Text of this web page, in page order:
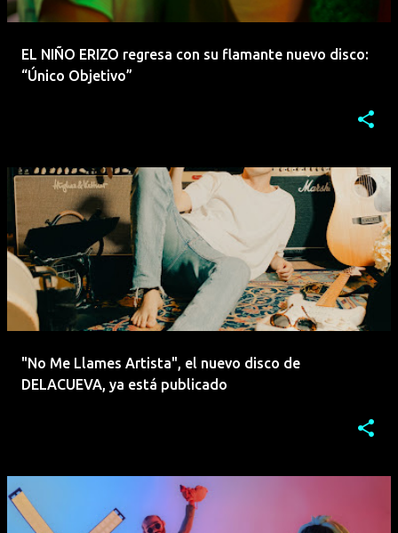
EL NIÑO ERIZO regresa con su flamante nuevo disco:
“Único Objetivo”
"No Me Llames Artista", el nuevo disco de
DELACUEVA, ya está publicado